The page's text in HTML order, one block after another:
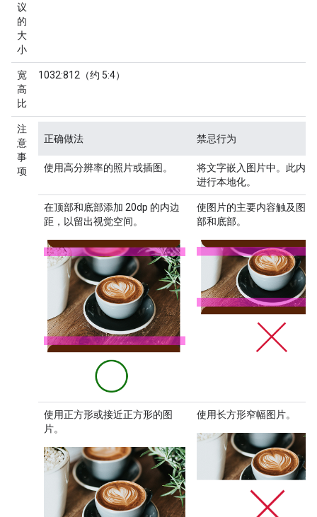
议
的
大
小
宽
高
比
1032:812（约 5:4）
注
意
事
项
正确做法 禁忌行为
使用高分辨率的照片或插图。
将文字嵌入图片中。此内
进行本地化。
在顶部和底部添加 20dp 的内边
距，以留出视觉空间。
使图片的主要内容触及图
部和底部。
使用正方形或接近正方形的图
片。
使用长方形窄幅图片。